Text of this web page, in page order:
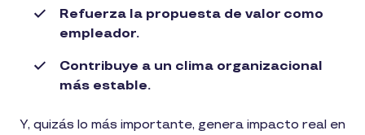
Refuerza la propuesta de valor como
empleador.
Contribuye a un clima organizacional
más estable.
Y, quizás lo más importante, genera impacto real en